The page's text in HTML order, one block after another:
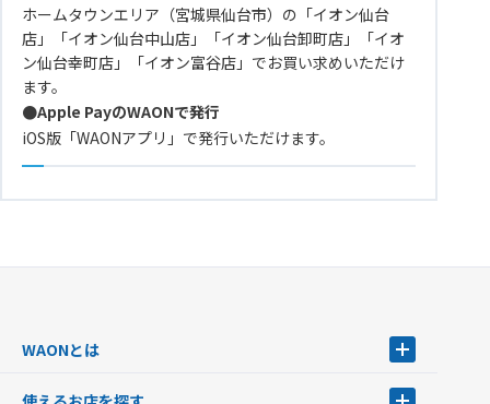
ホームタウンエリア（宮城県仙台市）の「イオン仙台
店」「イオン仙台中山店」「イオン仙台卸町店」「イオ
ン仙台幸町店」「イオン富谷店」でお買い求めいただけ
ます。
●Apple PayのWAONで発行
iOS版「WAONアプリ」で発行いただけます。
WAONとは